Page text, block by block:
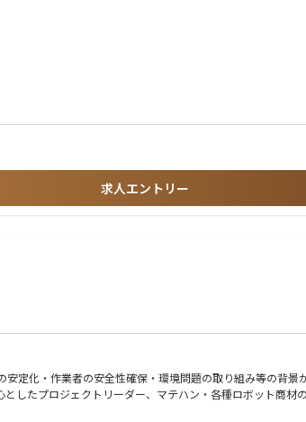
求人エントリー
定化・作業者の安全性確保・環境問題の取り組み等の背
したプロジェクトリーダー、マテハン・各種ロボット商